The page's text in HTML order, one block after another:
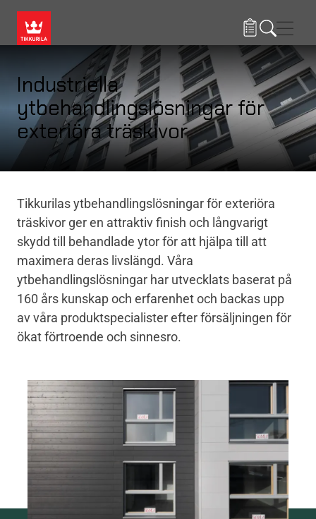
Industriella
ytbehandlingslösningar för
exteriöra träskivor
Tikkurilas ytbehandlingslösningar för exteriöra
träskivor ger en attraktiv finish och långvarigt
skydd till behandlade ytor för att hjälpa till att
maximera deras livslängd. Våra
ytbehandlingslösningar har utvecklats baserat på
160 års kunskap och erfarenhet och backas upp
av våra produktspecialister efter försäljningen för
ökat förtroende och sinnesro.